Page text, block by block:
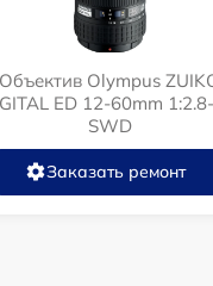
Объектив Olympus
ED 12-60mm
SWD
Заказать ремонт